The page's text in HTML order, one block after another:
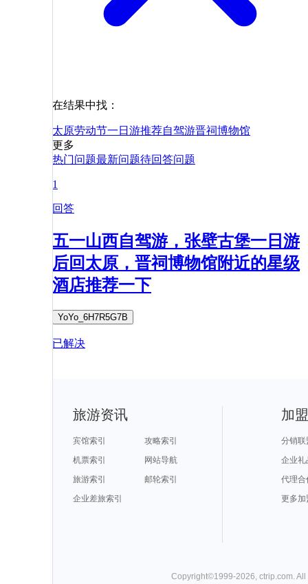
在结果中找：
太原劳动节一日游推荐自驾游晋祠博物馆
更多
热门问题最新问题待回答问题
1
回答
五一山西自驾游，张壁古堡一日游
后回太原，晋祠博物馆附近的星级
酒店推荐一下
YoYo_6H7R5G7B
已解决
旅游资讯
宾馆索引
攻略索引
机票索引
网站导航
旅游索引
邮轮索引
企业差旅索引
加
分销联
企业礼
代理合
更多加
Copyright©1999-2026 ctrip.com .